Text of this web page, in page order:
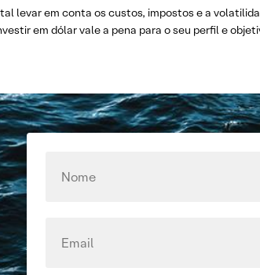
levar em conta os custos, impostos e a
em dólar vale a pena para o seu perfil e